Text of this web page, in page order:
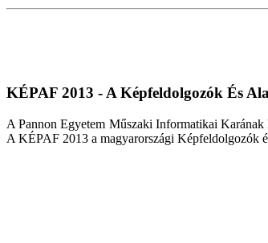
KÉPAF 2013 - A Képfeldolgozók És
A Pannon Egyetem Műszaki Informatikai
A KÉPAF 2013 a magyarországi Képfeldolgozók